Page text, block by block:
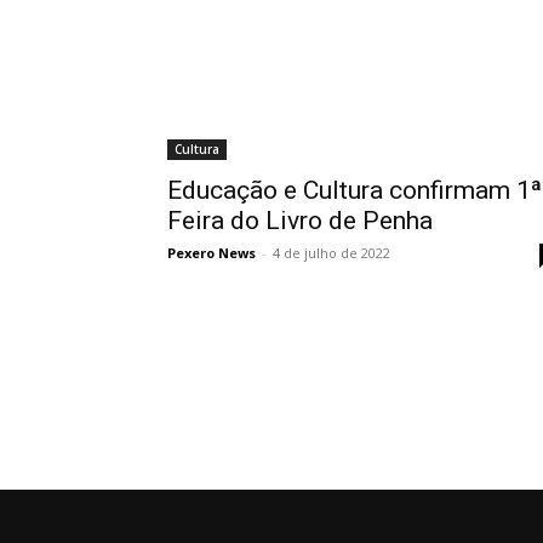
Cultura
Educação e Cultura confirmam 1ª
Feira do Livro de Penha
Pexero News - 4 de julho de 2022